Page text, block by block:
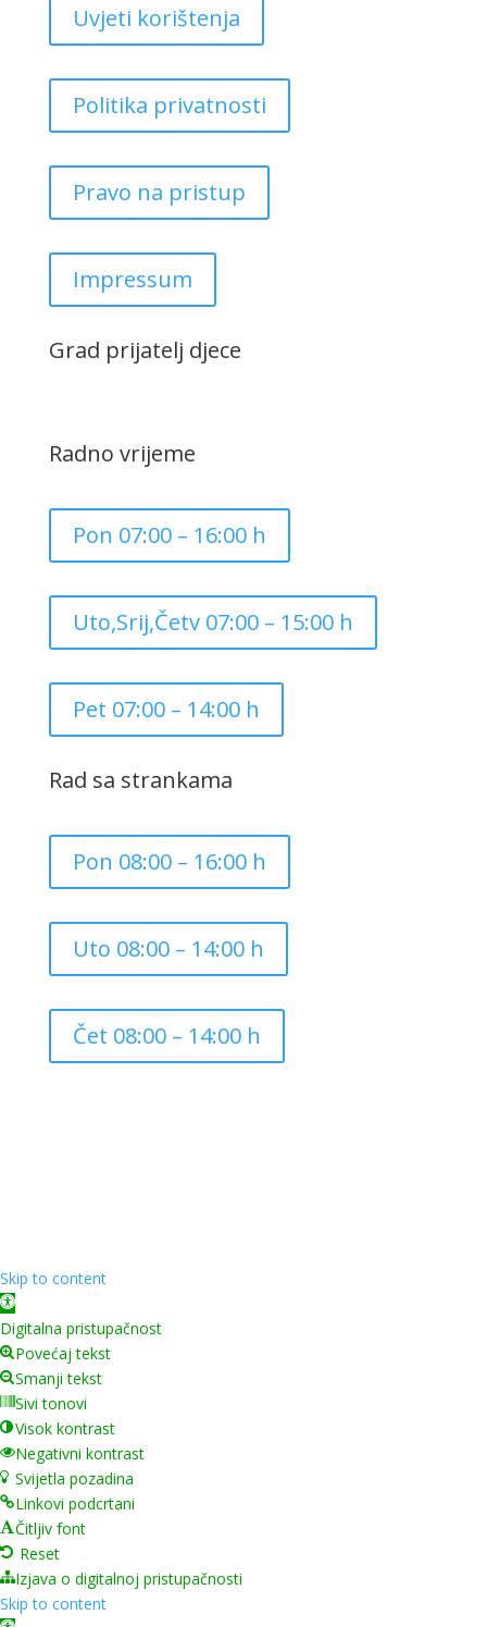
Uvjeti korištenja
Politika privatnosti
Pravo na pristup
Impressum
Grad prijatelj djece
Radno vrijeme
Pon 07:00 – 16:00 h
Uto,Srij,Četv 07:00 – 15:00 h
Pet 07:00 – 14:00 h
Rad sa strankama
Pon 08:00 – 16:00 h
Uto 08:00 – 14:00 h
Čet 08:00 – 14:00 h
Skip to content
Open toolbar
Digitalna pristupačnost
Povećaj tekst
Smanji tekst
Sivi tonovi
Visok kontrast
Negativni kontrast
Svijetla pozadina
Linkovi podcrtani
Čitljiv font
Reset
Izjava o digitalnoj pristupačnosti
Skip to content